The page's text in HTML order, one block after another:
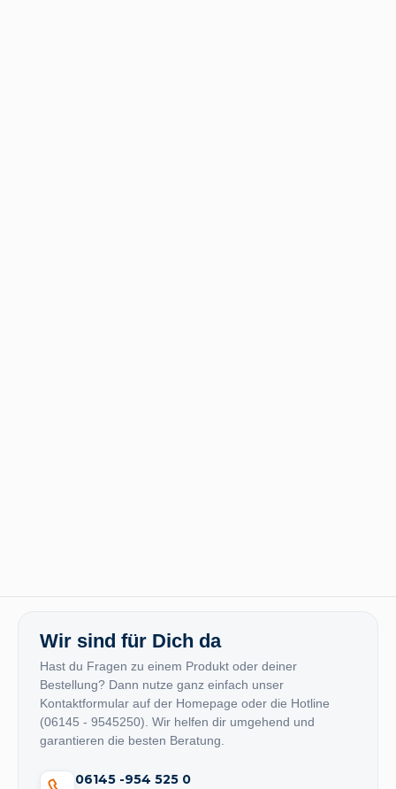
Wir sind für Dich da
Hast du Fragen zu einem Produkt oder deiner
Bestellung? Dann nutze ganz einfach unser
Kontaktformular auf der Homepage oder die Hotline
(06145 - 9545250). Wir helfen dir umgehend und
garantieren die besten Beratung.
06145 -954 525 0